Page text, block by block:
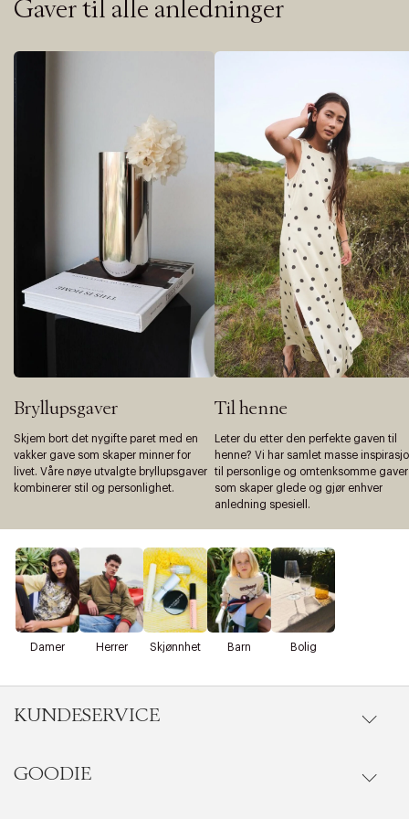
Gaver til alle anledninger
Bryllupsgaver
Skjem bort det nygifte paret med en
vakker gave som skaper minner for
livet. Våre nøye utvalgte bryllupsgaver
kombinerer stil og personlighet.
Til henne
Leter du etter den perfekte gaven til
henne? Vi har samlet masse
til personlige og omtenksomme gaver
som skaper glede og gjør enhver
anledning spesiell.
Damer Herrer Skjønnhet Barn Bolig
KUNDESERVICE
Gå til kundeservice
GOODIE